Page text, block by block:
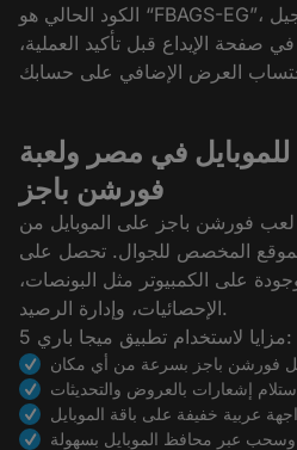
الكود الحالي هو “FBAGS-EG”، وتستطيع إدخاله أثناء التسجيل
صفحة الإيداع قبل تأكيد العملية،
في مصر ولعبة
فورشن باجز
لعب فورشن باجز على الموبايل من
المخصص للجوال. تحصل على
على الكمبيوتر مثل البونصات،
الإحصائيات، وإدارة الرصيد.
5 مزايا لاستخدام تطبيق ميجا باري: